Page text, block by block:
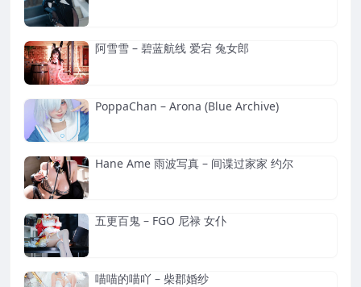
阿雪雪 – 碧蓝航线 爱宕 兔女郎
PoppaChan – Arona (Blue Archive)
Hane Ame 雨波写真 – 间谍过家家 约尔
五更百鬼 – FGO 尼禄 女仆
喵喵的喵吖 – 柴郡婚纱